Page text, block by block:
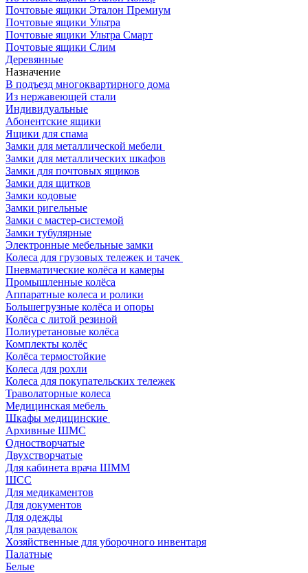
Почтовые ящики Эталон Премиум
Почтовые ящики Ультра
Почтовые ящики Ультра Смарт
Почтовые ящики Слим
Деревянные
Назначение
В подъезд многоквартирного дома
Из нержавеющей стали
Индивидуальные
Абонентские ящики
Ящики для спама
Замки для металлической мебели
Замки для металлических шкафов
Замки для почтовых ящиков
Замки для щитков
Замки кодовые
Замки ригельные
Замки с мастер-системой
Замки тубулярные
Электронные мебельные замки
Колеса для грузовых тележек и тачек
Пневматические колёса и камеры
Промышленные колёса
Аппаратные колеса и ролики
Большегрузные колёса и опоры
Колёса с литой резиной
Полиуретановые колёса
Комплекты колёс
Колёса термостойкие
Колеса для рохли
Колеса для покупательских тележек
Траволаторные колеса
Медицинская мебель
Шкафы медицинские
Архивные ШМС
Одностворчатые
Двухстворчатые
Для кабинета врача ШММ
ШСС
Для медикаментов
Для документов
Для одежды
Для раздевалок
Хозяйственные для уборочного инвентаря
Палатные
Белые